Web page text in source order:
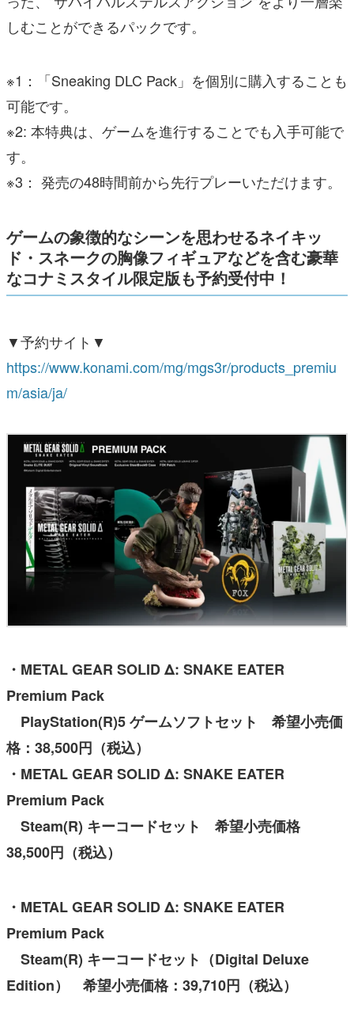
しむことができるパックです。
※1：「Sneaking DLC Pack」を個別に購入することも
可能です。
※2: 本特典は、ゲームを進行することでも入手可能で
す。
※3： 発売の48時間前から先行プレーいただけます。
ゲームの象徴的なシーンを思わせるネイキッ
ド・スネークの胸像フィギュアなどを含む豪華
なコナミスタイル限定版も予約受付中！
▼予約サイト▼
https://www.konami.com/mg/mgs3r/products_premiu
m/asia/ja/
・METAL GEAR SOLID Δ: SNAKE EATER
Premium Pack
PlayStation(R)5 ゲームソフトセット 希望小売価
格：38,500円（税込）
・METAL GEAR SOLID Δ: SNAKE EATER
Premium Pack
Steam(R) キーコードセット 希望小売価格
38,500円（税込）
・METAL GEAR SOLID Δ: SNAKE EATER
Premium Pack
Steam(R) キーコードセット（Digital Deluxe
Edition） 希望小売価格：39,710円（税込）